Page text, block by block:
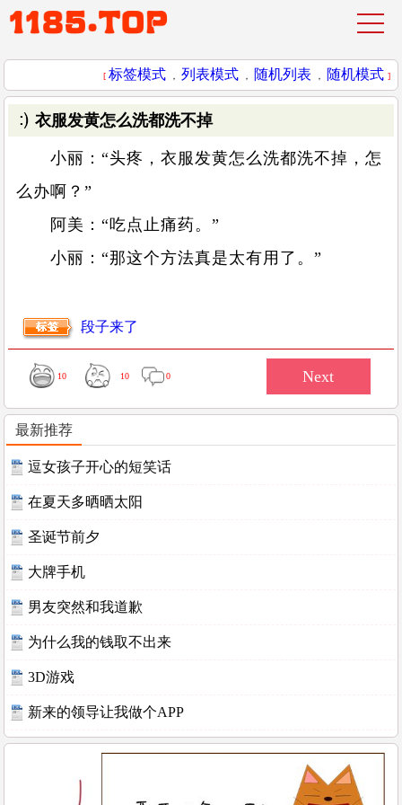
[ 标签模式 ， 列表模式 ， 随机列表 ， 随机模式 ]
衣服发黄怎么洗都洗不掉
小丽：“头疼，衣服发黄怎么洗都洗不掉，怎
么办啊？”
阿美：“吃点止痛药。”
小丽：“那这个方法真是太有用了。”
段子来了
10 10 0
最新推荐
逗女孩子开心的短笑话
在夏天多晒晒太阳
圣诞节前夕
大牌手机
男友突然和我道歉
为什么我的钱取不出来
3D游戏
新来的领导让我做个APP